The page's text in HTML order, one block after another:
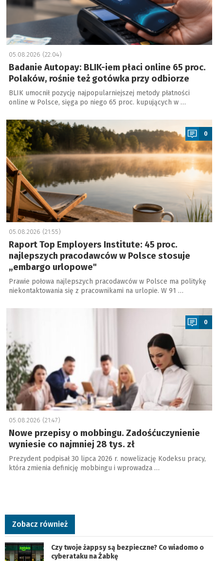
05.08.2026 (22:04)
Badanie Autopay: BLIK-iem płaci online 65 proc.
Polaków, rośnie też gotówka przy odbiorze
BLIK umocnił pozycję najpopularniejszej metody płatności
online w Polsce, sięga po niego 65 proc. kupujących w …
a
0
05.08.2026 (21:55)
Raport Top Employers Institute: 45 proc.
najlepszych pracodawców w Polsce stosuje
„embargo urlopowe"
Prawie połowa najlepszych pracodawców w Polsce ma politykę
niekontaktowania się z pracownikami na urlopie. W 91 …
0
05.08.2026 (21:47)
Nowe przepisy o mobbingu. Zadośćuczynienie
wyniesie co najmniej 28 tys. zł
Prezydent podpisał 30 lipca 2026 r. nowelizację Kodeksu pracy,
która zmienia definicję mobbingu i wprowadza …
Zobacz również
Czy twoje żappsy są bezpieczne? Co wiadomo o
cyberataku na Żabkę